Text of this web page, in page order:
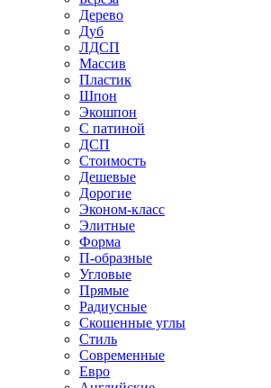
Дерево
Дуб
ЛДСП
Массив
Пластик
Шпон
Экошпон
С патиной
ДСП
Стоимость
Дешевые
Дорогие
Эконом-класс
Элитные
Форма
П-образные
Угловые
Прямые
Радиусные
Скошенные углы
Стиль
Современные
Евро